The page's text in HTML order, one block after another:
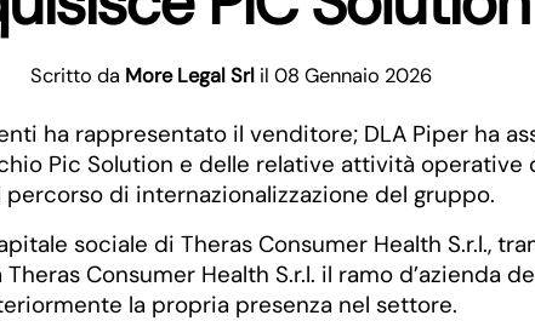
Scritto da More Legal Srl il 08 Gennaio 2026
ha rappresentato il venditore; DLA Piper ha
Pic Solution e delle relative attività operative
di internazionalizzazione del gruppo.
sociale di Theras Consumer Health S.r.l.,
Consumer Health S.r.l. il ramo d’azienda
la propria presenza nel settore.